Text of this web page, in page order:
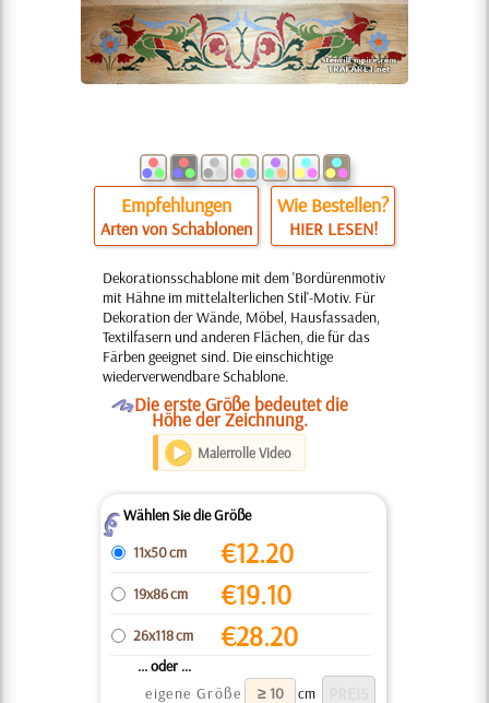
Empfehlungen
Arten von Schablonen
Wie Bestellen?
HIER LESEN!
Dekorationsschablone mit dem 'Bordürenmotiv
mit Hähne im mittelalterlichen Stil'-Motiv. Für
Dekoration der Wände, Möbel, Hausfassaden,
Textilfasern und anderen Flächen, die für das
Färben geeignet sind. Die einschichtige
wiederverwendbare Schablone.
ODie erste Größe bedeutet die
Höhe der Zeichnung.
Malerrolle Video
ZWählen Sie die Größe
11x50 cm
€12.20
19x86 cm €19.10
26x118 cm €28.20
... oder ...
eigene Größe
cm